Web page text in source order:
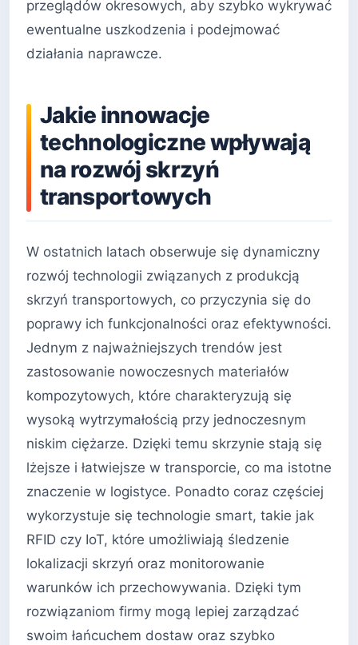
przeglądów okresowych, aby szybko wykrywać
ewentualne uszkodzenia i podejmować
działania naprawcze.
Jakie innowacje
technologiczne wpływają
na rozwój skrzyń
transportowych
W ostatnich latach obserwuje się dynamiczny
rozwój technologii związanych z produkcją
skrzyń transportowych, co przyczynia się do
poprawy ich funkcjonalności oraz efektywności.
Jednym z najważniejszych trendów jest
zastosowanie nowoczesnych materiałów
kompozytowych, które charakteryzują się
wysoką wytrzymałością przy jednoczesnym
niskim ciężarze. Dzięki temu skrzynie stają się
lżejsze i łatwiejsze w transporcie, co ma istotne
znaczenie w logistyce. Ponadto coraz częściej
wykorzystuje się technologie smart, takie jak
RFID czy IoT, które umożliwiają śledzenie
lokalizacji skrzyń oraz monitorowanie
warunków ich przechowywania. Dzięki tym
rozwiązaniom firmy mogą lepiej zarządzać
swoim łańcuchem dostaw oraz szybko